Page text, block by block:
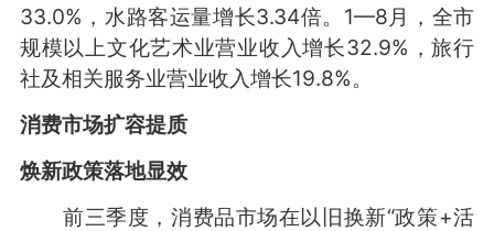
33.0%，水路客运量增长3.34倍。1—8月，全市
规模以上文化艺术业营业收入增长32.9%，旅行
社及相关服务业营业收入增长19.8%。
消费市场扩容提质
焕新政策落地显效
前三季度，消费品市场在以旧换新“政策+活